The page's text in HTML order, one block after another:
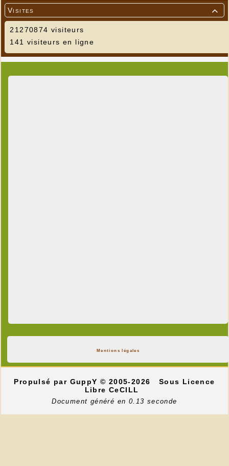

Visites
21270874 visiteurs
141 visiteurs en ligne
Mentions légales
Propulsé par GuppY© 2005-2026
Sous Licence
Libre CeCILL
Document généré en 0.13 seconde